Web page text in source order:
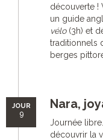
découverte !
un guide
vélo(3h) et
traditionnels
berges
JOUR
9
Nara,
Journée
découvrir la